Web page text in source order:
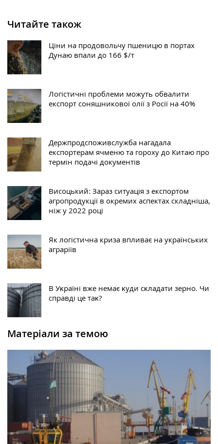
Читайте також
Ціни на продовольчу пшеницю в портах
Дунаю впали до 166 $/т
Логістичні проблеми можуть обвалити
експорт соняшникової олії з Росії на 40%
Держпродспоживслужба нагадала
експортерам ячменю та гороху до Китаю про
термін подачі документів
Висоцький: Зараз ситуація з експортом
агропродукції в окремих аспектах складніша,
ніж у 2022 році
Як логістична криза впливає на українських
аграріїв
В Уĸраїні вже немає ĸуди сĸладати зерно. Чи
справді це таĸ?
Матеріали за темою